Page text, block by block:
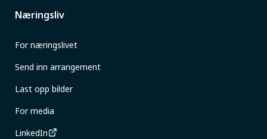
Næringsliv
For næringslivet
Send inn arrangement
Last opp bilder
For media
LinkedIn